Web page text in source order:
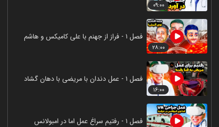
۰۹:۰۰
۲۸:۰۰
فصل ۱ - فراز از جهنم با علی کامیکس و هاشم
۱۶:۰۰
فصل ۱ - عمل دندان با مریضی با دهان گشاد
فصل ۱ - رفتیم سراغ عمل اما در امبولانس